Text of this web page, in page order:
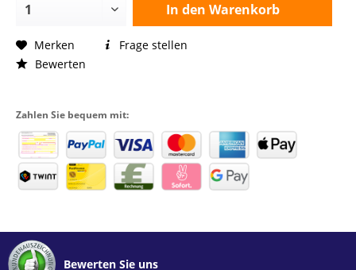
In den Warenkorb
Merken
Bewerten
Frage stellen
Zahlen Sie bequem mit:
Bewerten Sie uns